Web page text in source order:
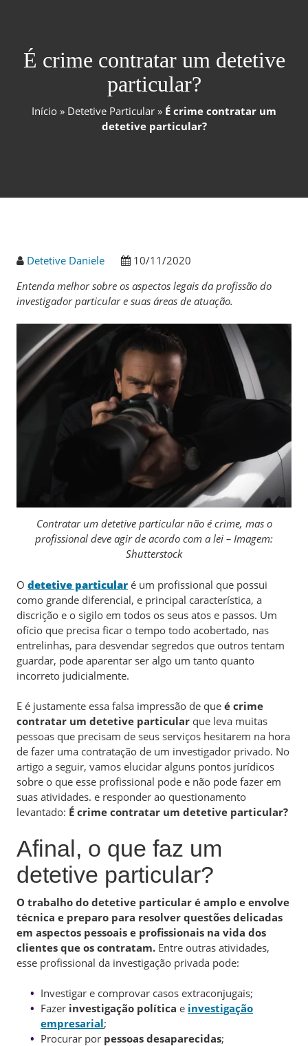
É crime contratar um detetive
particular?
Início » Detetive Particular » É crime contratar um
detetive particular?
Detetive Daniele
10/11/2020
Entenda melhor sobre os aspectos legais da profissão do
investigador particular e suas áreas de atuação.
Contratar um detetive particular não é crime, mas o
profissional deve agir de acordo com a lei – Imagem:
Shutterstock
O detetive particular é um profissional que possui
como grande diferencial, e principal característica, a
discrição e o sigilo em todos os seus atos e passos. Um
ofício que precisa ficar o tempo todo acobertado, nas
entrelinhas, para desvendar segredos que outros tentam
guardar, pode aparentar ser algo um tanto quanto
incorreto judicialmente.
E é justamente essa falsa impressão de que é crime
contratar um detetive particular que leva muitas
pessoas que precisam de seus serviços hesitarem na hora
de fazer uma contratação de um investigador privado. No
artigo a seguir, vamos elucidar alguns pontos jurídicos
sobre o que esse profissional pode e não pode fazer em
suas atividades. e responder ao questionamento
levantado: É crime contratar um detetive particular?
Afinal, o que faz um
detetive particular?
O trabalho do detetive particular é amplo e envolve
técnica e preparo para resolver questões delicadas
em aspectos pessoais e profissionais na vida dos
clientes que os contratam. Entre outras atividades,
esse profissional da investigação privada pode:
Investigar e comprovar casos extraconjugais;
Fazer investigação política e investigação
empresarial;
Procurar por pessoas desaparecidas;